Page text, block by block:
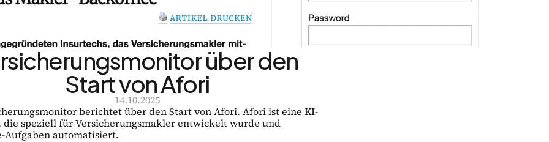
über den
Start von Afori
14.10.2025
berichtet über den Start von Afori. Afori ist eine KI-
speziell für Versicherungsmakler entwickelt wurde und
Aufgaben automatisiert.